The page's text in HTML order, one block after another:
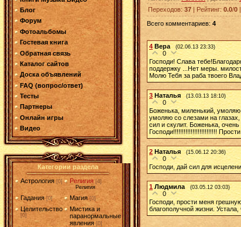
Блог
Форум
Фотоальбомы
Гостевая книга
Обратная связь
Каталог сайтов
Доска объявлений
FAQ (вопрос/ответ)
Тесты
Партнеры
Онлайн игры
Видео
Категории раздела
Астрология [0] Религия [4]
Религия
Гадания [0] Магия [0]
Целительство
[0]
Мистика и
паранормальные
явления [0]
Переходов: 37 | Рейтинг:0.0/0 |
Всего комментариев: 4
4 Вера (02.06.13 23:33)
0
Господи! Слава
поддержку ...Нет меры.
Молю Тебя за раба твоего
3 Наталья (13.03.13 18:10)
0
Боженька, миленький, умоляю
умоляю со слезами на
сил и скулит. Боженька,
Господи!!!!!!!!!!!!!!!!!!!!!!!!!
2 Наталья (15.06.12 20:36)
0
Господи, дай сил для
1 Людмила (03.05.12 03:03)
0
Господи, прости меня
благополучной жизни.